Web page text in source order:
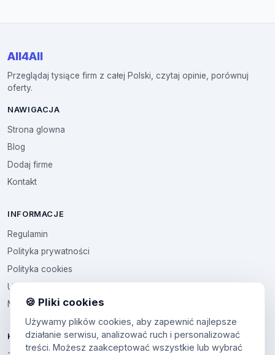
All4All
Przeglądaj tysiące firm z całej Polski, czytaj opinie, porównuj
oferty.
NAWIGACJA
Strona glowna
Blog
Dodaj firme
Kontakt
INFORMACJE
Regulamin
Polityka prywatności
Polityka cookies
Ustawienia cookies
Multikod
KONTO
🍪 Pliki cookies
Używamy plików cookies, aby zapewnić najlepsze
działanie serwisu, analizować ruch i personalizować
treści. Możesz zaakceptować wszystkie lub wybrać